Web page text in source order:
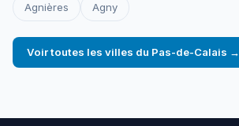
Agnières Agny
Voir toutes les villes du Pas-de-Calais →